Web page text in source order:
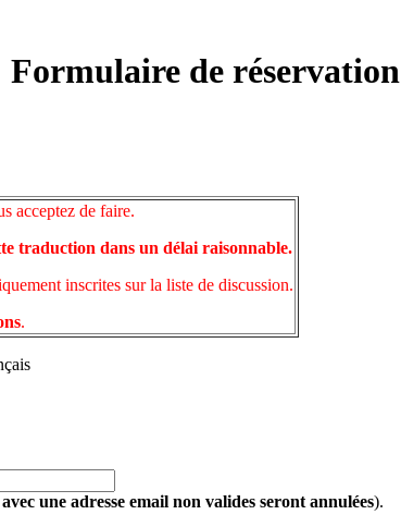
Formulaire de réservation
acceptez de faire.
traduction dans un délai raisonnable.
inscrites sur la liste de discussion.
.
une adresse email non valides seront annulées).